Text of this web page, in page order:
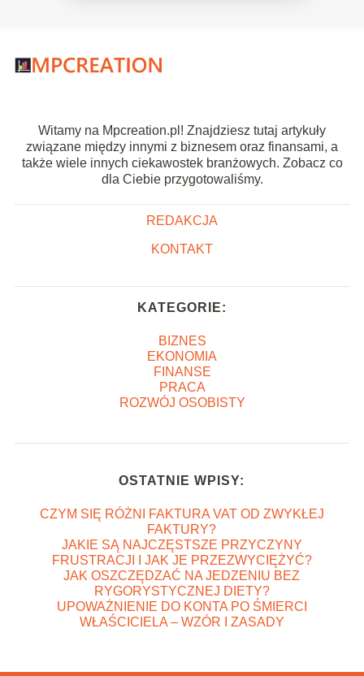
Witamy na Mpcreation.pl! Znajdziesz tutaj artykuły
związane między innymi z biznesem oraz finansami, a
także wiele innych ciekawostek branżowych. Zobacz co
dla Ciebie przygotowaliśmy.
REDAKCJA
KONTAKT
KATEGORIE:
BIZNES
EKONOMIA
FINANSE
PRACA
ROZWÓJ OSOBISTY
OSTATNIE WPISY:
CZYM SIĘ RÓŻNI FAKTURA VAT OD ZWYKŁEJ
FAKTURY?
JAKIE SĄ NAJCZĘSTSZE PRZYCZYNY
FRUSTRACJI I JAK JE PRZEZWYCIĘŻYĆ?
JAK OSZCZĘDZAĆ NA JEDZENIU BEZ
RYGORYSTYCZNEJ DIETY?
UPOWAŻNIENIE DO KONTA PO ŚMIERCI
WŁAŚCICIELA – WZÓR I ZASADY